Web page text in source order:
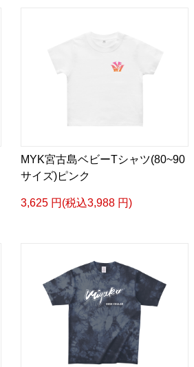
MYK宮古島ベビーTシャツ(80~90
サイズ)ピンク
3,625 円(税込3,988 円)